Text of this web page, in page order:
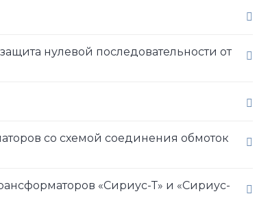
нулевой последовательности от
со схемой соединения обмоток
«Сириус-Т» и «Сириус-